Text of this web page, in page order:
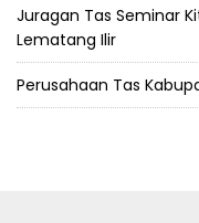
Juragan Tas Seminar
Lematang Ilir
Perusahaan Tas